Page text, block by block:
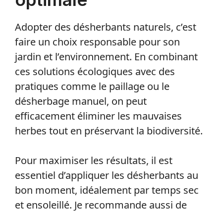
Adopter des désherbants naturels, c’est
faire un choix responsable pour son
jardin et l’environnement. En combinant
ces solutions écologiques avec des
pratiques comme le paillage ou le
désherbage manuel, on peut
efficacement éliminer les mauvaises
herbes tout en préservant la biodiversité.
Pour maximiser les résultats, il est
essentiel d’appliquer les désherbants au
bon moment, idéalement par temps sec
et ensoleillé. Je recommande aussi de